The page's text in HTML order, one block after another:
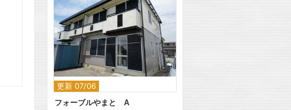
更新 07/06
フォーブルやまと A